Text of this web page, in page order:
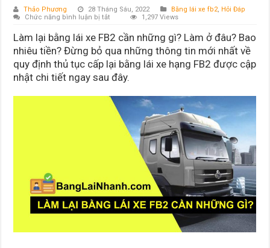
Thảo Phương 28 Tháng Sáu, 2022 Bằng lái xe fb2, Hỏi Đáp
Chức năng bình luận bị tắt
lại
bằng
lái
xe
FB2
cần
những
Làm
ở
đâu?
Bao
nhiêu
1,297 Views
Làm lại bằng lái xe FB2 cần những gì? Làm ở đâu? Bao
nhiêu tiền? Đừng bỏ qua những thông tin mới nhất về
quy định thủ tục cấp lại bằng lái xe hạng FB2 được cập
nhật chi tiết ngay sau đây.